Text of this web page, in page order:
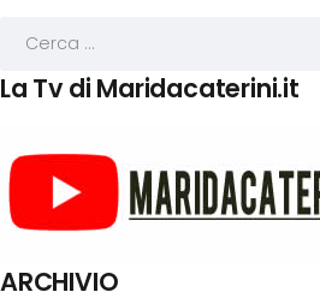
La Tv di Maridacaterini.it
ARCHIVIO